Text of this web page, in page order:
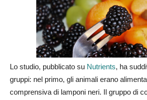
Lo studio, pubblicato su Nutrients, ha
gruppi: nel primo, gli animali erano
comprensiva di lamponi neri. Il gruppo di